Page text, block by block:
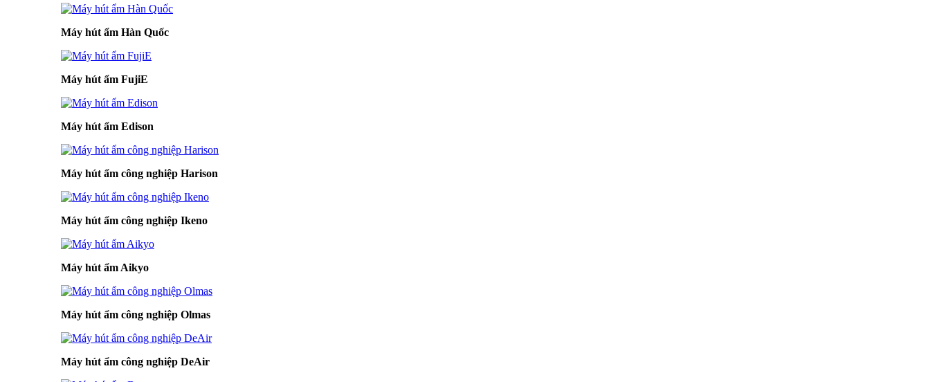
Máy hút ẩm Hàn Quốc
Máy hút ẩm FujiE
Máy hút ẩm Edison
Máy hút ẩm công nghiệp Harison
Máy hút ẩm công nghiệp Ikeno
Máy hút ẩm Aikyo
Máy hút ẩm công nghiệp Olmas
Máy hút ẩm công nghiệp DeAir